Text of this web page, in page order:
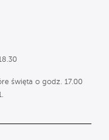
święta o godz. 17.00